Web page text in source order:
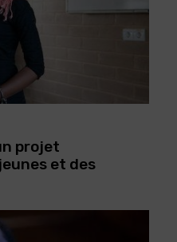
projet
et des